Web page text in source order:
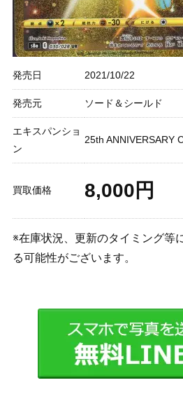
発売日 2021/10/22
発売元 ソード＆シールド
エキスパンショ
ン
25th ANNIVERSARY
買取価格 8,000円
※在庫状況、更新のタイミング等
る可能性がございます。